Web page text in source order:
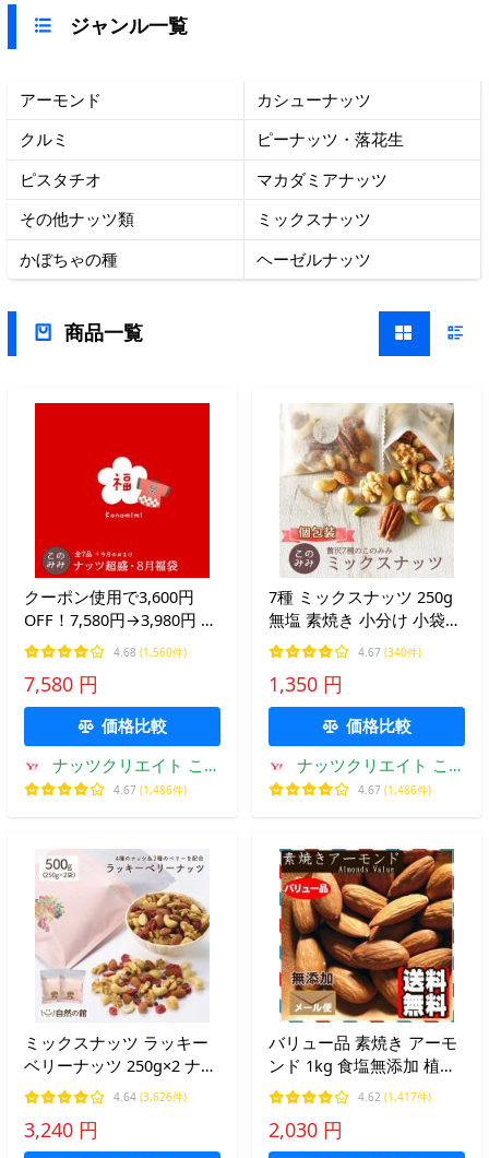
ジャンル一覧
アーモンド
カシューナッツ
クルミ
ピーナッツ・落花生
ピスタチオ
マカダミアナッツ
その他ナッツ類
ミックスナッツ
かぼちゃの種
ヘーゼルナッツ
商品一覧
クーポン使用で3,600円
OFF！7,580円→3,980円 こ
のみみ8月 福袋 全７品＋
おまけ ミックスナッツ ナ
ッツ 小分け お中元 贈り物
ギフト プレゼント 詰め合
4.68 (1,560件)
7,580 円
価格比較
ナッツクリエイト この
みみ
4.67 (1,486件)
7種 ミックスナッツ 250g
無塩 素焼き 小分け 小袋
個包装 ピーカンナッツ ア
ーモンド ピスタチオ カシ
ュー マカダミア クルミ
4.67 (340件)
1,350 円
価格比較
ナッツクリエイト この
みみ
4.67 (1,486件)
ミックスナッツ ラッキー
ベリーナッツ 250g×2 ナッ
ツ くるみ カシューナ アー
モンド クランベリー 爆買
4.64 (3,626件)
3,240 円
バリュー品 素焼き アーモ
ンド 1kg 食塩無添加 植物
油不使用 ナッツ おやつ お
つまみ
4.62 (1,417件)
2,030 円